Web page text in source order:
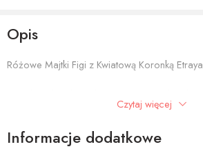
Opis
Różowe Majtki Figi z Kwiatową Koronką Etraya
Czytaj więcej
Informacje dodatkowe